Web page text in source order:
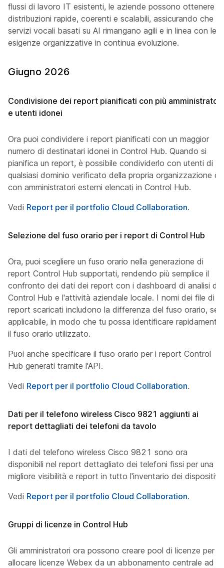
flussi di lavoro IT esistenti, le aziende possono ottenere
distribuzioni rapide, coerenti e scalabili, assicurando che i
servizi vocali basati su AI rimangano agili e in linea con le
esigenze organizzative in continua evoluzione.
Giugno 2026
Condivisione dei report pianificati con più amministratori
e utenti idonei
Ora puoi condividere i report pianificati con un maggior
numero di destinatari idonei in Control Hub. Quando si
pianifica un report, è possibile condividerlo con utenti di
qualsiasi dominio verificato della propria organizzazione o
con amministratori esterni elencati in Control Hub.
Vedi Report per il portfolio Cloud Collaboration.
Selezione del fuso orario per i report di Control Hub
Ora, puoi scegliere un fuso orario nella generazione di
report Control Hub supportati, rendendo più semplice il
confronto dei dati dei report con i dashboard di analisi di
Control Hub e l'attività aziendale locale. I nomi dei file di
report scaricati includono la differenza del fuso orario, se
applicabile, in modo che tu possa identificare rapidamente
il fuso orario utilizzato.
Puoi anche specificare il fuso orario per i report Control
Hub generati tramite l'API.
Vedi Report per il portfolio Cloud Collaboration.
Dati per il telefono wireless Cisco 9821 aggiunti ai
report dettagliati dei telefoni da tavolo
I dati del telefono wireless Cisco 9821 sono ora
disponibili nel report dettagliato dei telefoni fissi per una
migliore visibilità e report in tutto l'inventario dei dispositivi.
Vedi Report per il portfolio Cloud Collaboration.
Gruppi di licenze in Control Hub
Gli amministratori ora possono creare pool di licenze per
allocare licenze Webex da un abbonamento centrale ad